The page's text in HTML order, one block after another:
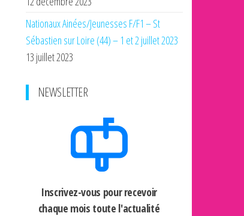
Nationaux Ainées/Jeunesses F/F1 – St
Sébastien sur Loire (44) – 1 et 2 juillet 2023
13 juillet 2023
NEWSLETTER
Inscrivez-vous pour recevoir
chaque mois toute l'actualité